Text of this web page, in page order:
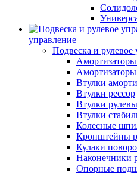
управление
Подвеска и рулевое
Втулки
Втулки рессор
Втулки
Втулки
Колесные
Кронштейны
Кулаки
Наконечники
Опорные